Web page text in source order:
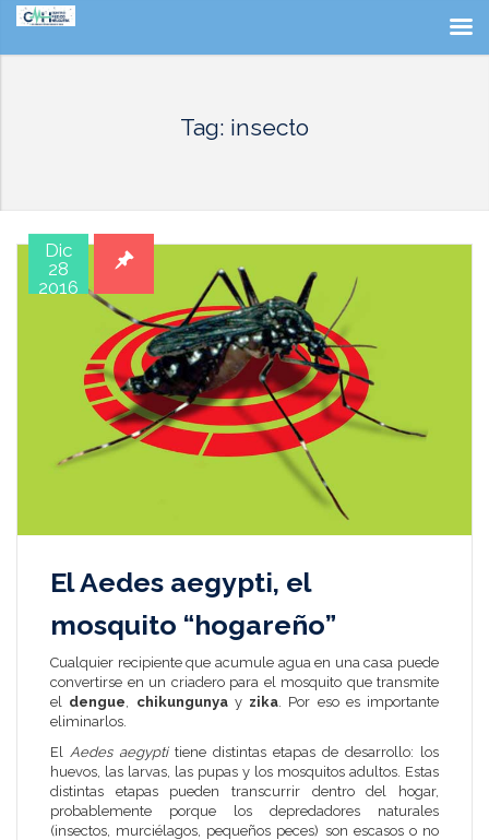
Tag: insecto
Dic
28
2016
El Aedes aegypti, el
mosquito “hogareño”
Cualquier recipiente que acumule agua en una casa puede
convertirse en un criadero para el mosquito que transmite
el dengue chikungunyay zika . Por eso es importante
eliminarlos.
El Aedes aegyptitiene distintas etapas de desarrollo: los
huevos, las larvas, las pupas y los mosquitos adultos. Estas
distintas etapas pueden transcurrir dentro del hogar,
probablemente porque los depredadores naturales
(insectos, murciélagos, pequeños peces) son escasos o no